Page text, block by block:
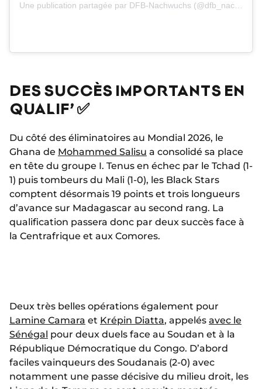
Une publication partagée par DFB-Nachwuchs (@dfb_nachwuchs)
DES SUCCÈS IMPORTANTS EN
QUALIF’ ✅
Du côté des éliminatoires au Mondial 2026, le
Ghana de Mohammed Salisu a consolidé sa place
en tête du groupe I. Tenus en échec par le Tchad (1-
1) puis tombeurs du Mali (1-0), les Black Stars
comptent désormais 19 points et trois longueurs
d’avance sur Madagascar au second rang. La
qualification passera donc par deux succès face à
la Centrafrique et aux Comores.
Deux très belles opérations également pour
Lamine Camara et Krépin Diatta, appelés avec le
Sénégal pour deux duels face au Soudan et à la
République Démocratique du Congo. D’abord
faciles vainqueurs des Soudanais (2-0) avec
notamment une passe décisive du milieu droit, les